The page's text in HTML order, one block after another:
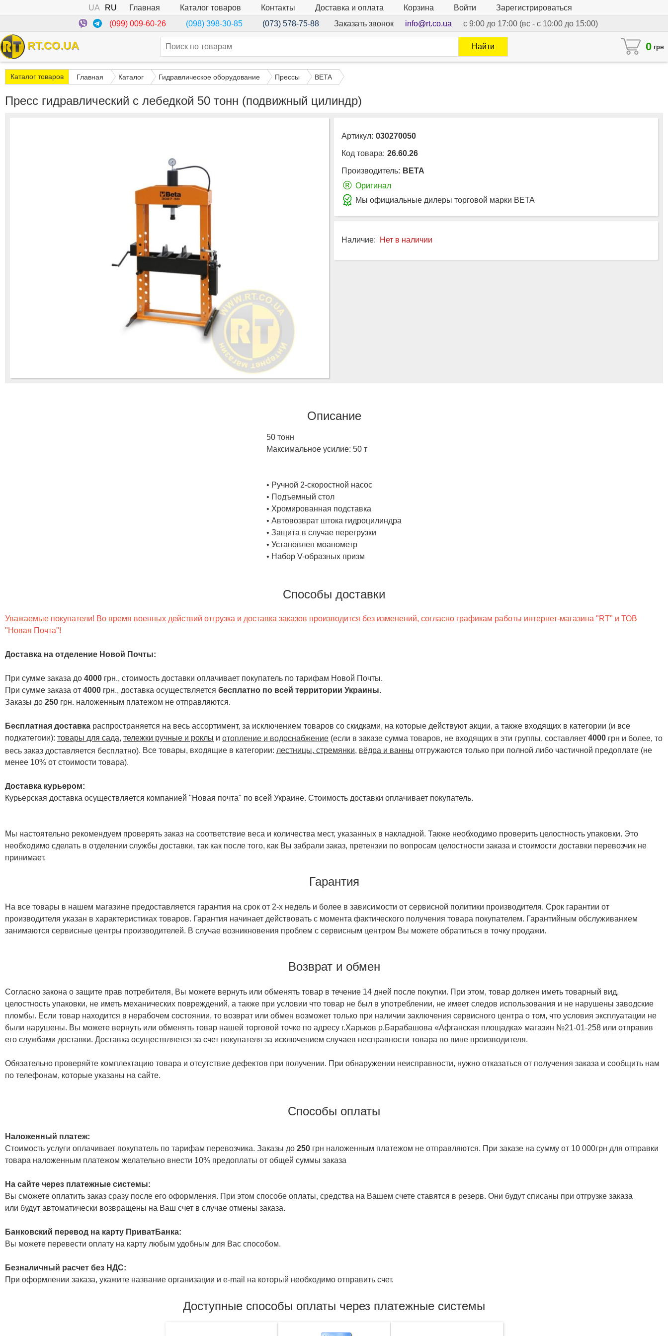
UA RU Главная Каталог товаров Контакты Доставка и оплата Корзина Войти
Зарегистрироваться
(099) 009-60-26
(098) 398-30-85 (073) 578-75-88 Заказать звонок info@rt.co.ua с 9:00 до 17:00 (вс - с 10:00 до 15:00)
RT.CO.UA 0 грн
Найти
Каталог товаров Главная Каталог Гидравлическое оборудование Прессы BETA
Пресс гидравлический с лебедкой 50 тонн (подвижный цилиндр)
Артикул: 030270050
Код товара: 26.60.26
Производитель: BETA
® Оригинал
Мы официальные дилеры торговой марки BETA
Наличие: Нет в наличии
Описание
50 тонн
Максимальное усилие: 50 т
• Ручной 2-скоростной насос
• Подъемный стол
• Хромированная подставка
• Автовозврат штока гидроцилиндра
• Защита в случае перегрузки
• Установлен моанометр
• Набор V-образных призм
Способы доставки
Уважаемые покупатели! Во время военных действий отгрузка и доставка заказов производится без изменений, согласно графикам работы интернет-магазина "RT" и ТОВ
"Новая Почта"!
Доставка на отделение Новой Почты:
При сумме заказа до 4000 грн., стоимость доставки оплачивает покупатель по тарифам Новой Почты.
При сумме заказа от 4000 грн., доставка осуществляется бесплатно по всей территории Украины.
Заказы до 250 грн. наложенным платежом не отправляются.
Бесплатная доставка распространяется на весь ассортимент, за исключением товаров со скидками, на которые действуют акции, а также входящих в категории (и все
подкатегоии): товары для сада, тележки ручные и роклы и отопление и водоснабжение (если в заказе сумма товаров, не входящих в эти группы, составляет 4000 грн и более, то
весь заказ доставляется бесплатно). Все товары, входящие в категории: лестницы, стремянки, вёдра и ванны отгружаются только при полной либо частичной предоплате (не
менее 10% от стоимости товара).
Доставка курьером:
Курьерская доставка осуществляется компанией "Новая почта" по всей Украине. Стоимость доставки оплачивает покупатель.
Мы настоятельно рекомендуем проверять заказ на соответствие веса и количества мест, указанных в накладной. Также необходимо проверить целостность упаковки. Это
необходимо сделать в отделении службы доставки, так как после того, как Вы забрали заказ, претензии по вопросам целостности заказа и стоимости доставки перевозчик не
принимает.
Гарантия
На все товары в нашем магазине предоставляется гарантия на срок от 2-х недель и более в зависимости от сервисной политики производителя. Срок гарантии от
производителя указан в характеристиках товаров. Гарантия начинает действовать с момента фактического получения товара покупателем. Гарантийным обслуживанием
занимаются сервисные центры производителей. В случае возникновения проблем с сервисным центром Вы можете обратиться в точку продажи.
Возврат и обмен
Согласно закона о защите прав потребителя, Вы можете вернуть или обменять товар в течение 14 дней после покупки. При этом, товар должен иметь товарный вид,
целостность упаковки, не иметь механических повреждений, а также при условии что товар не был в употреблении, не имеет следов использования и не нарушены заводские
пломбы. Если товар находится в нерабочем состоянии, то возврат или обмен возможет только при наличии заключения сервисного центра о том, что условия эксплуатации не
были нарушены. Вы можете вернуть или обменять товар нашей торговой точке по адресу г.Харьков р.Барабашова «Афганская площадка» магазин №21-01-258 или отправив
его службами доставки. Доставка осуществляется за счет покупателя за исключением случаев несправности товара по вине производителя.
Обязательно проверяйте комплектацию товара и отсутствие дефектов при получении. При обнаружении неисправности, нужно отказаться от получения заказа и сообщить нам
по телефонам, которые указаны на сайте.
Способы оплаты
Наложенный платеж:
Стоимость услуги оплачивает покупатель по тарифам перевозчика. Заказы до 250 грн наложенным платежом не отправляются. При заказе на сумму от 10 000грн для отправки
товара наложенным платежом желательно внести 10% предоплаты от общей суммы заказа
На сайте через платежные системы:
Вы сможете оплатить заказ сразу после его оформления. При этом способе оплаты, средства на Вашем счете ставятся в резерв. Они будут списаны при отгрузке заказа
или будут автоматически возвращены на Ваш счет в случае отмены заказа.
Банковский перевод на карту ПриватБанка:
Вы можете перевести оплату на карту любым удобным для Вас способом.
Безналичный расчет без НДС:
При оформлении заказа, укажите название организации и e-mail на который необходимо отправить счет.
Доступные способы оплаты через платежные системы